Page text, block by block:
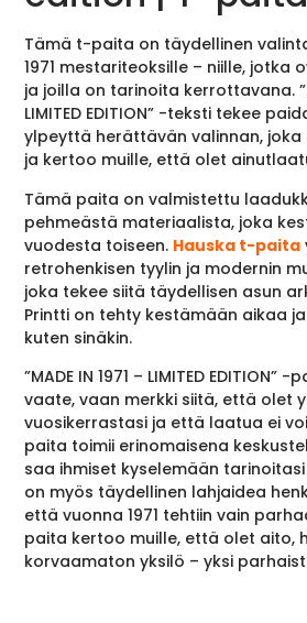
Tämä t-paita on täydellinen
1971 mestariteoksille – niille, jotka
ja joilla on tarinoita kerrottavana.
LIMITED EDITION” -teksti tekee
ylpeyttä herättävän valinnan, joka
ja kertoo muille, että olet
Tämä paita on valmistettu
pehmeästä materiaalista, joka
vuodesta toiseen. Hauska t-paita
retrohenkisen tyylin ja modernin
joka tekee siitä täydellisen asun
Printti on tehty kestämään aikaa
kuten sinäkin.
”MADE IN 1971 – LIMITED EDITION”
vaate, vaan merkki siitä, että olet
vuosikerrastasi ja että laatua ei
paita toimii erinomaisena
saa ihmiset kyselemään tarinoitasi
on myös täydellinen lahjaidea
että vuonna 1971 tehtiin vain
paita kertoo muille, että olet aito,
korvaamaton yksilö – yksi